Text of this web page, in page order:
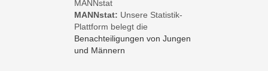
MANNstat: Unsere Statistik-
Plattform belegt die
Benachteiligungen von Jungen
und Männern